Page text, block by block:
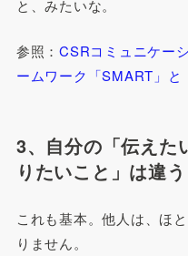
と、みたいな。
参照：CSRコミュニケー
ームワーク「SMART」と
3、自分の「伝えた
りたいこと」は違う
これも基本。他人は、ほ
りません。